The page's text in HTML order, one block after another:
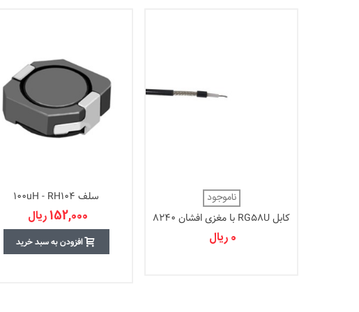
ناموجود
کابل RG58U با مغزی افشان 8240
0 ریال
سلف 100uH - RH104
152,000 ریال
افزودن به سبد خرید